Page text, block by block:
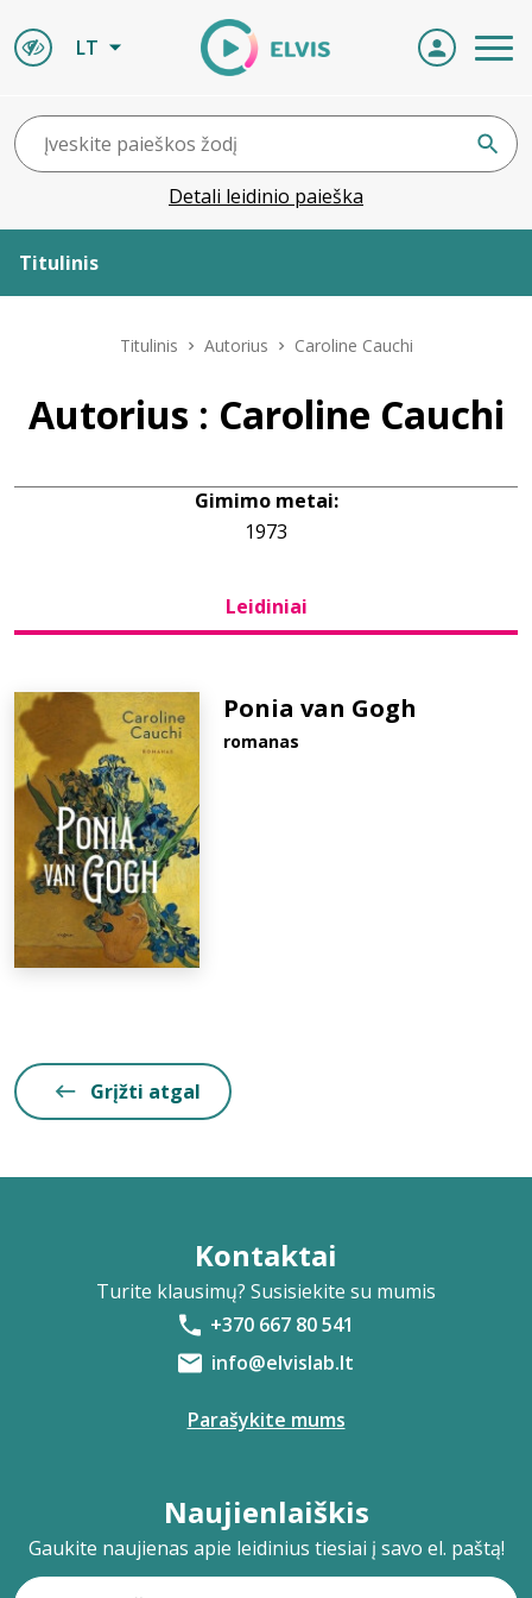
LT
Detali leidinio paieška
Titulinis
Leidiniai
Titulinis Autorius Caroline Cauchi
Autorius : Caroline Cauchi
Gimimo metai:
1973
Leidiniai
Ponia van Gogh
romanas
Grįžti atgal
Kontaktai
Turite klausimų? Susisiekite su mumis
+370 667 80 541
info@elvislab.lt
Parašykite mums
Naujienlaiškis
Gaukite naujienas apie leidinius tiesiai į savo el. paštą!